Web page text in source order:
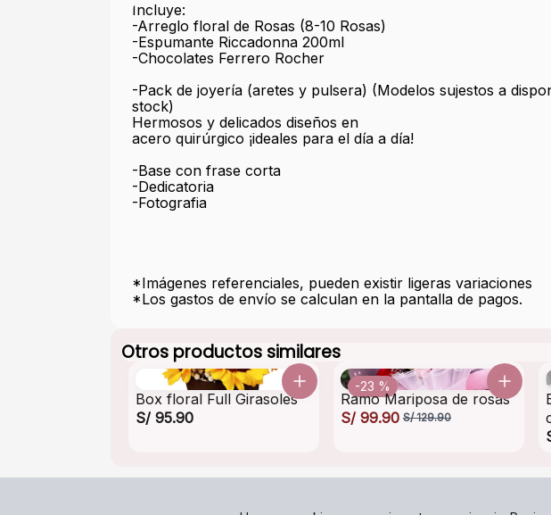
Incluye:
-Arreglo floral de Rosas (8-10 Rosas)
-Espumante Riccadonna 200ml
-Chocolates Ferrero Rocher
-Pack de joyería (aretes y pulsera) (Modelos sujestos a
stock)
Hermosos y delicados diseños en
acero quirúrgico ¡ideales para el día a día!
-Base con frase corta
-Dedicatoria
-Fotografia
*Imágenes referenciales, pueden existir ligeras variaciones
*Los gastos de envío se calculan en la pantalla de pagos.
Otros productos similares
Box floral Full Girasoles
S/ 95.90
-23 %
Ramo Mariposa de rosas
S/ 99.90 S/ 129.90